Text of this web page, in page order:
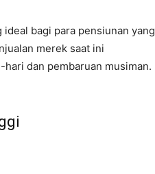
bagi para pensiunan yang
merek saat ini
dan pembaruan musiman.